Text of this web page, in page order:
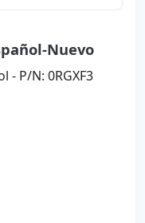
Nuevo
- P/N: 0RGXF3